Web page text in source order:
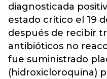
diagnosticada
estado crítico el 19
después de recibir
antibióticos no
fue suministrado
(hidroxicloroquina)